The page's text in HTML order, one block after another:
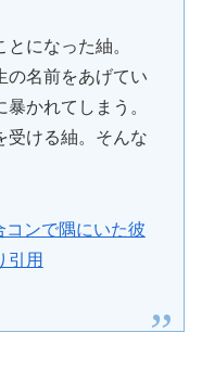
になった紬。
の名前をあげてい
かれてしまう。
受ける紬。そんな
ンで隅にいた彼
引用